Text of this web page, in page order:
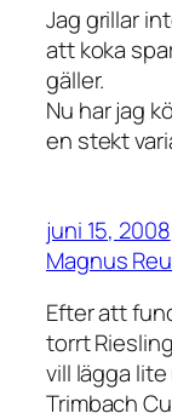
Jag grillar
att koka
gäller.
Nu har jag
en stekt
juni 15, 2008
Magnus
Efter att
torrt
vill lägga
Trimbach